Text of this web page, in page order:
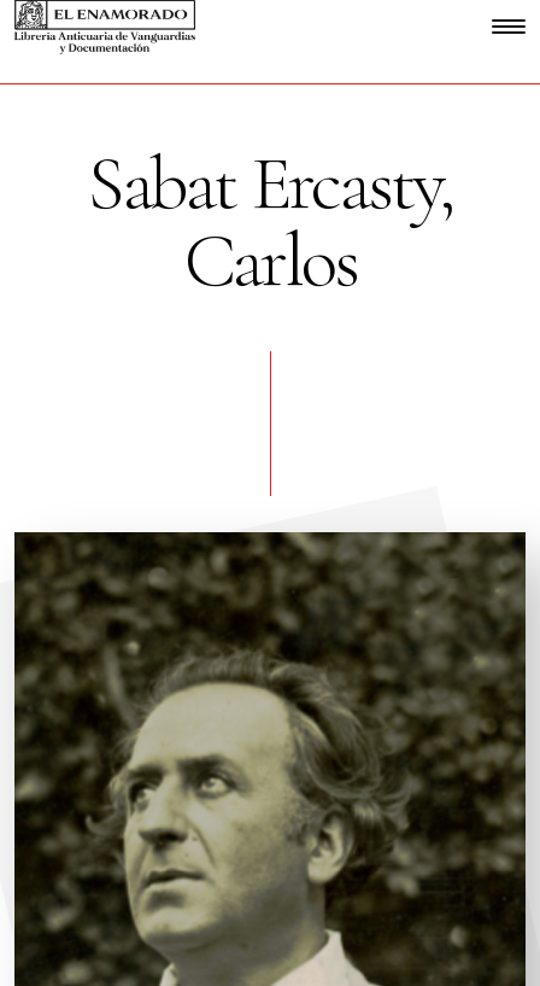
Sabat Ercasty,
Carlos